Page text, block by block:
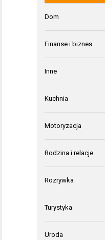
Dom
Finanse i biznes
Inne
Kuchnia
Motoryzacja
Rodzina i relacje
Rozrywka
Turystyka
Uroda